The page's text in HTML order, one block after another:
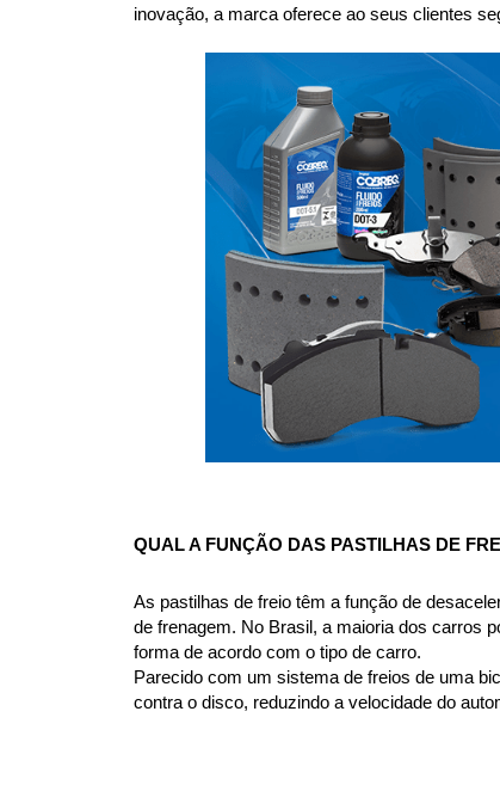
inovação, a marca oferece ao seus clientes
QUAL A FUNÇÃO DAS PASTILHAS DE
As pastilhas de freio têm a função de
de frenagem. No Brasil, a maioria dos carros
forma de acordo com o tipo de carro.
Parecido com um sistema de freios de uma
contra o disco, reduzindo a velocidade do